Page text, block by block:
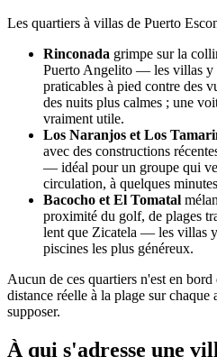
Les quartiers à villas de Puerto
Rinconada grimpe sur la
Puerto Angelito — les villas y
praticables à pied contre des
des nuits plus calmes ; une
vraiment utile.
Los Naranjos et Los
avec des constructions
— idéal pour un groupe qui
circulation, à quelques
Bacocho et El Tomatal
proximité du golf, de plages
lent que Zicatela — les villas
piscines les plus généreux.
Aucun de ces quartiers n'est en
distance réelle à la plage sur chaque
supposer.
À qui s'adresse une